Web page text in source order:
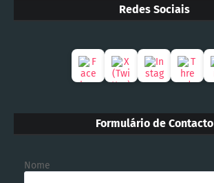
Redes Sociais
Formulário de Contacto
Nome